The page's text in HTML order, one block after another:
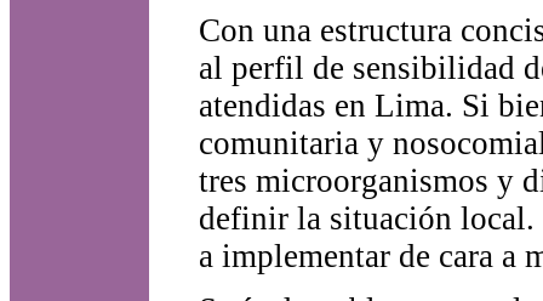
Con una estructura
al perfil de sensibilidad
atendidas en Lima. Si
comunitaria y
tres microorganismos y
definir la situación local.
a implementar de cara a